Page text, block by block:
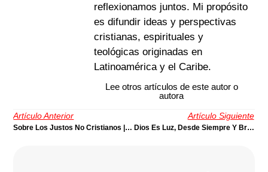
reflexionamos juntos. Mi propósito
es difundir ideas y perspectivas
cristianas, espirituales y
teológicas originadas en
Latinoamérica y el Caribe.
Lee otros artículos de este autor o
autora
Artículo Anterior
Sobre Los Justos No Cristianos | Por Ignacio Simal
Artículo Siguiente
Dios Es Luz, Desde Siempre Y Brilla En Nosotros (Ap 21:23; 22:5) | Por Juan Stam